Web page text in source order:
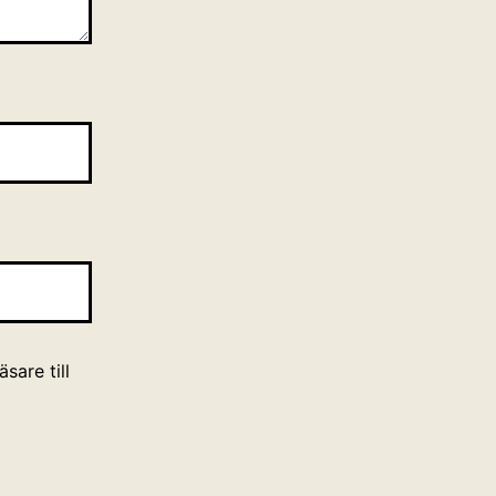
till